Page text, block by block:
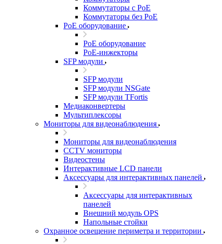
Коммутаторы с PoE
Коммутаторы без PoE
PoE оборудование
PoE оборудование
PoE-инжекторы
SFP модули
SFP модули
SFP модули NSGate
SFP модули TFortis
Медиаконвертеры
Мультиплексоры
Мониторы для видеонаблюдения
Мониторы для видеонаблюдения
CCTV мониторы
Видеостены
Интерактивные LCD панели
Аксессуары для интерактивных панелей
Аксессуары для интерактивных
панелей
Внешний модуль OPS
Напольные стойки
Охранное освещение периметра и территории